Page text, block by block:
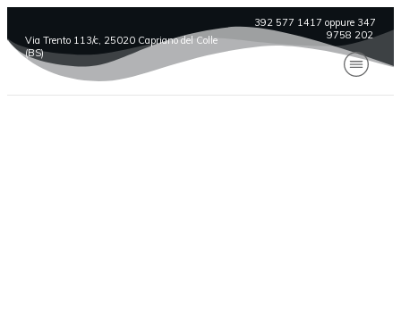
Via Trento 113/c, 25020 Capriano del Colle
(BS)
392 577 1417 oppure 347
9758 202